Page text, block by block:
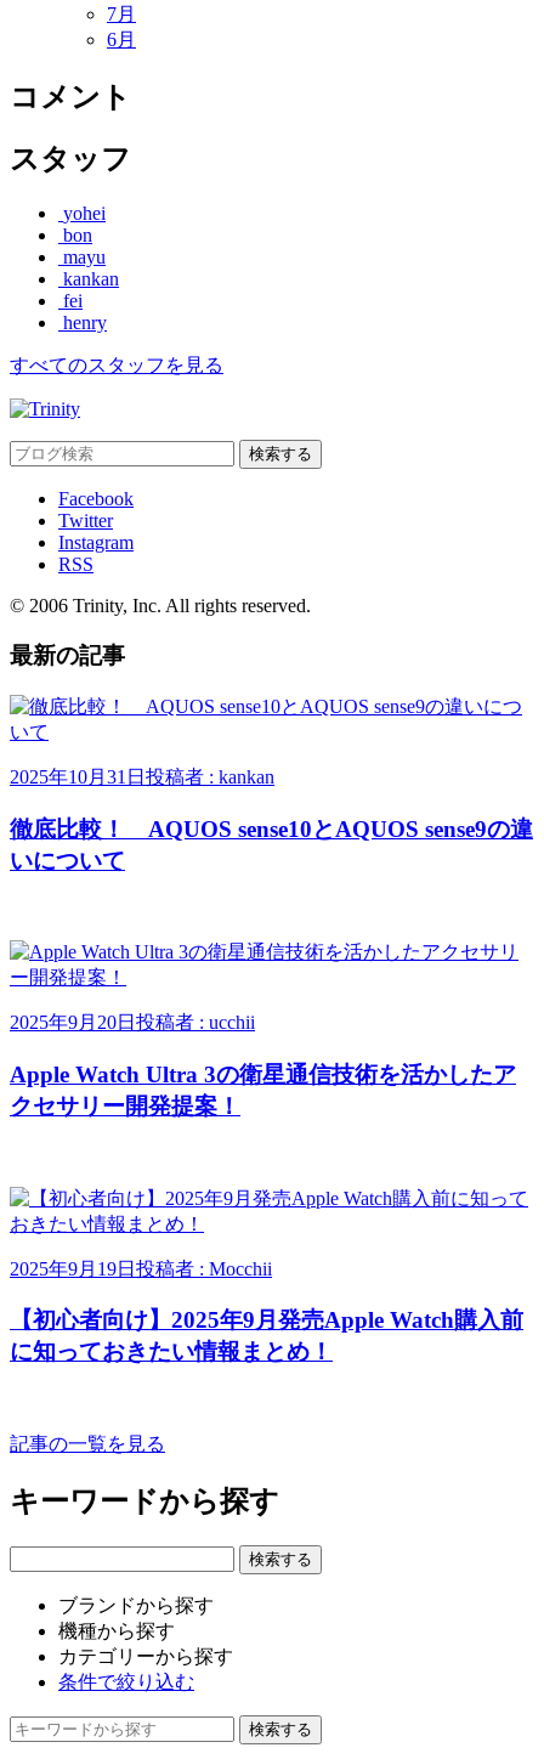
7月
6月
コメント
スタッフ
yohei
bon
mayu
kankan
fei
henry
すべてのスタッフを見る
Facebook
Twitter
Instagram
RSS
© 2006 Trinity, Inc. All rights reserved.
最新の記事
2025年10月31日 投稿者 : kankan
徹底比較！ AQUOS sense10とAQUOS sense9の違
いについて
2025年9月20日 投稿者 : ucchii
Apple Watch Ultra 3の衛星通信技術を活かしたア
クセサリー開発提案！
2025年9月19日 投稿者 : Mocchii
【初心者向け】2025年9月発売Apple Watch購入前
に知っておきたい情報まとめ！
記事の一覧を見る
キーワードから探す
ブランドから探す
機種から探す
カテゴリーから探す
条件で絞り込む